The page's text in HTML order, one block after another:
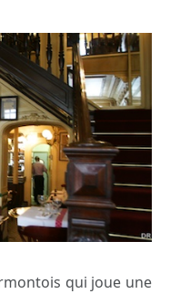
qui joue une